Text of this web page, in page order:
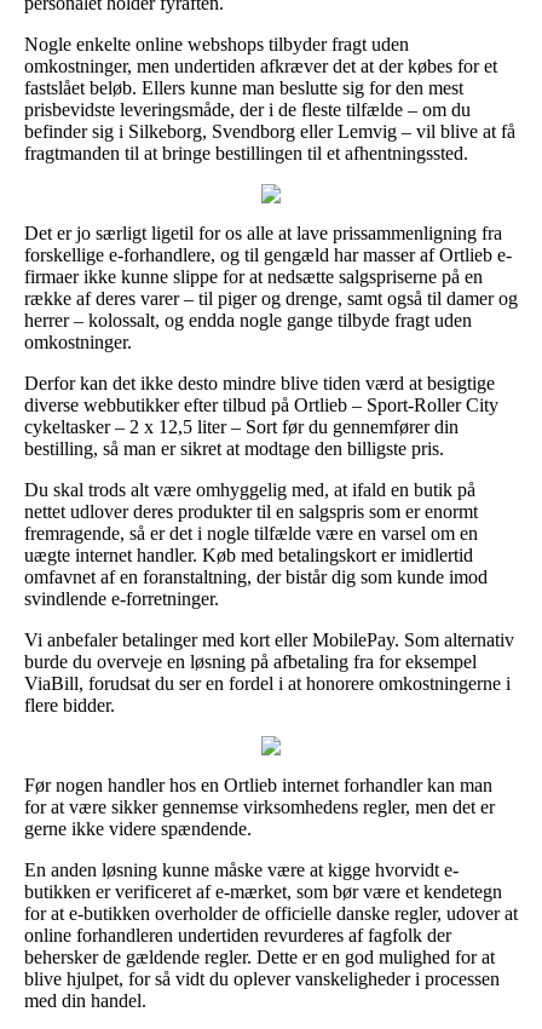
Nogle enkelte online webshops tilbyder fragt uden
omkostninger, men undertiden afkræver det at der købes for et
fastslået beløb. Ellers kunne man beslutte sig for den mest
prisbevidste leveringsmåde, der i de fleste tilfælde – om du
befinder sig i Silkeborg, Svendborg eller Lemvig – vil blive at få
fragtmanden til at bringe bestillingen til et afhentningssted.
Det er jo særligt ligetil for os alle at lave prissammenligning fra
forskellige e-forhandlere, og til gengæld har masser af Ortlieb e-
firmaer ikke kunne slippe for at nedsætte salgspriserne på en
række af deres varer – til piger og drenge, samt også til damer og
herrer – kolossalt, og endda nogle gange tilbyde fragt uden
omkostninger.
Derfor kan det ikke desto mindre blive tiden værd at besigtige
diverse webbutikker efter tilbud på Ortlieb – Sport-Roller City
cykeltasker – 2 x 12,5 liter – Sort før du gennemfører din
bestilling, så man er sikret at modtage den billigste pris.
Du skal trods alt være omhyggelig med, at ifald en butik på
nettet udlover deres produkter til en salgspris som er enormt
fremragende, så er det i nogle tilfælde være en varsel om en
uægte internet handler. Køb med betalingskort er imidlertid
omfavnet af en foranstaltning, der bistår dig som kunde imod
svindlende e-forretninger.
Vi anbefaler betalinger med kort eller MobilePay. Som alternativ
burde du overveje en løsning på afbetaling fra for eksempel
ViaBill, forudsat du ser en fordel i at honorere omkostningerne i
flere bidder.
Før nogen handler hos en Ortlieb internet forhandler kan man
for at være sikker gennemse virksomhedens regler, men det er
gerne ikke videre spændende.
En anden løsning kunne måske være at kigge hvorvidt e-
butikken er verificeret af e-mærket, som bør være et kendetegn
for at e-butikken overholder de officielle danske regler, udover at
online forhandleren undertiden revurderes af fagfolk der
behersker de gældende regler. Dette er en god mulighed for at
blive hjulpet, for så vidt du oplever vanskeligheder i processen
med din handel.